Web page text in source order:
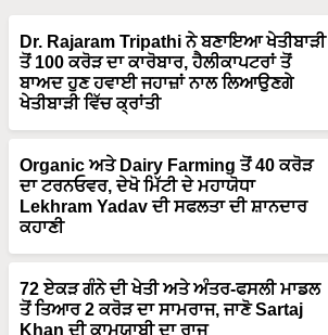
Dr. Rajaram Tripathi ਨੇ ਬਣਾਇਆ ਖੇਤੀਬਾੜੀ
ਤੋਂ 100 ਕਰੋੜ ਦਾ ਕਾਰੋਬਾਰ, ਹੈਲੀਕਾਪਟਰਾਂ ਤੋਂ
ਬਾਅਦ ਹੁਣ ਹਵਾਈ ਜਹਾਜ਼ਾਂ ਨਾਲ ਲਿਆਉਣਗੇ
ਖੇਤੀਬਾੜੀ ਵਿੱਚ ਕ੍ਰਾਂਤੀ
Organic ਅਤੇ Dairy Farming ਤੋਂ 40 ਕਰੋੜ
ਦਾ ਟਰਨਓਵਰ, ਦੇਖੋ ਮਿੱਟੀ ਦੇ ਮਹਾਯੋਧਾ
Lekhram Yadav ਦੀ ਸਫਲਤਾ ਦੀ ਸ਼ਾਨਦਾਰ
ਕਹਾਣੀ
72 ਏਕੜ ਗੰਨੇ ਦੀ ਖੇਤੀ ਅਤੇ ਅੰਤਰ-ਫਸਲੀ ਮਾਡਲ
ਤੋਂ ਤਿਆਰ 2 ਕਰੋੜ ਦਾ ਸਾਮਰਾਜ, ਜਾਣੋ Sartaj
Khan ਦੀ ਕਾਮਯਾਬੀ ਦਾ ਰਾਜ